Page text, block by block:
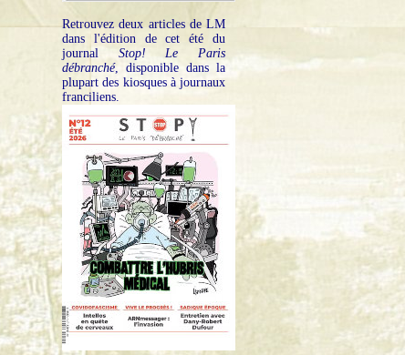
Retrouvez deux articles de LM
dans l'édition de cet été du
journal Stop! Le Paris
débranché, disponible dans la
plupart des kiosques à journaux
franciliens.